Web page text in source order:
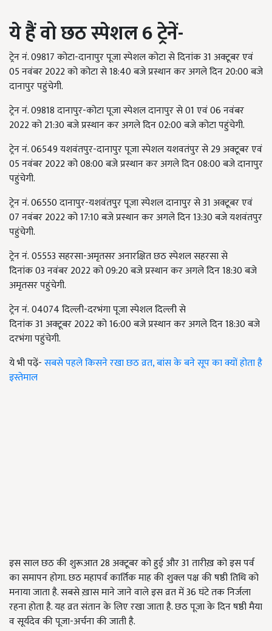
ये हैं वोछठ स्पेशल 6 ट्रेनें-
ट्रेन नं. 09817 कोटा-दानापुर पूजा स्पेशल कोटा से दिनांक 31 अक्टूबर एवं
05 नवंबर 2022 को कोटा से 18:40 बजे प्रस्थान कर अगले दिन 20:00 बजे
दानापुर पहुंचेगी.
ट्रेन नं. 09818 दानापुर-कोटा पूजा स्पेशल दानापुर से 01 एवं 06 नवंबर
2022 को 21:30 बजे प्रस्थान कर अगले दिन 02:00 बजे कोटा पहुंचेगी.
ट्रेन नं. 06549 यशवंतपुर-दानापुर पूजा स्पेशल यशवतंपुर से 29 अक्टूबर एवं
05 नवंबर 2022 को 08:00 बजे प्रस्थान कर अगले दिन 08:00 बजे दानापुर
पहुंचेगी.
ट्रेन नं. 06550 दानापुर-यशवंतपुर पूजा स्पेशल दानापुर से 31 अक्टूबर एवं
07 नवंबर 2022 को 17:10 बजे प्रस्थान कर अगले दिन 13:30 बजे यशवंतपुर
पहुंचेगी.
ट्रेन नं.05553सहरसा-अमृतसर अनारक्षित छठ स्पेशल सहरसा से
दिनांक03नवंबर2022को09:20बजे प्रस्थान कर अगले दिन18:30बजे
अमृतसर पहुंचेगी.
ट्रेन नं.04074दिल्ली-दरभंगा पूजा स्पेशल दिल्ली से
दिनांक31अक्टूबर2022को16:00बजे प्रस्थान कर अगले दिन18:30बजे
दरभंगा पहुंचेगी.
ये भी पढ़ें-सबसे पहले किसने रखा छठ व्रत, बांस के बने सूप का क्यों होता है
इस्तेमाल
इस साल छठ की शुरूआत 28 अक्टूबर को हुई और 31 तारीख़ को इस पर्व
का समापन होगा. छठ महापर्व कार्तिक माह की शुक्ल पक्ष की षष्ठी तिथि को
मनाया जाता है. सबसे ख़ास माने जाने वाले इस व्रत में 36 घंटे तक निर्जला
रहना होता है. यह व्रत संतान के लिए रखा जाता है. छठ पूजा के दिन षष्ठी मैया
व सूर्यदेव की पूजा-अर्चना की जाती है.